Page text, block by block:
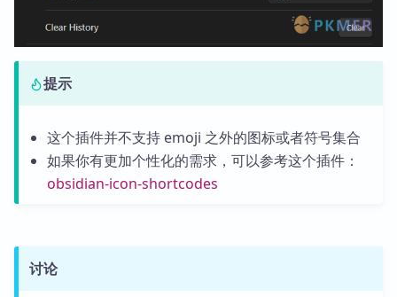
提示
这个插件并不支持 emoji 之外的图标或者符号集合
如果你有更加个性化的需求，可以参考这个插件：
obsidian-icon-shortcodes
讨论